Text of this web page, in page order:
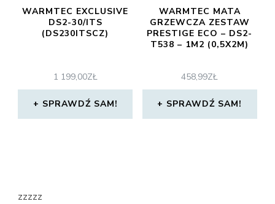
WARMTEC EXCLUSIVE
DS2-30/ITS
(DS230ITSCZ)
1 199,00ZŁ
SPRAWDŹ SAM!
WARMTEC MATA
GRZEWCZA ZESTAW
PRESTIGE ECO – DS2-
T538 – 1M2 (0,5X2M)
458,99ZŁ
SPRAWDŹ SAM!
zzzzz